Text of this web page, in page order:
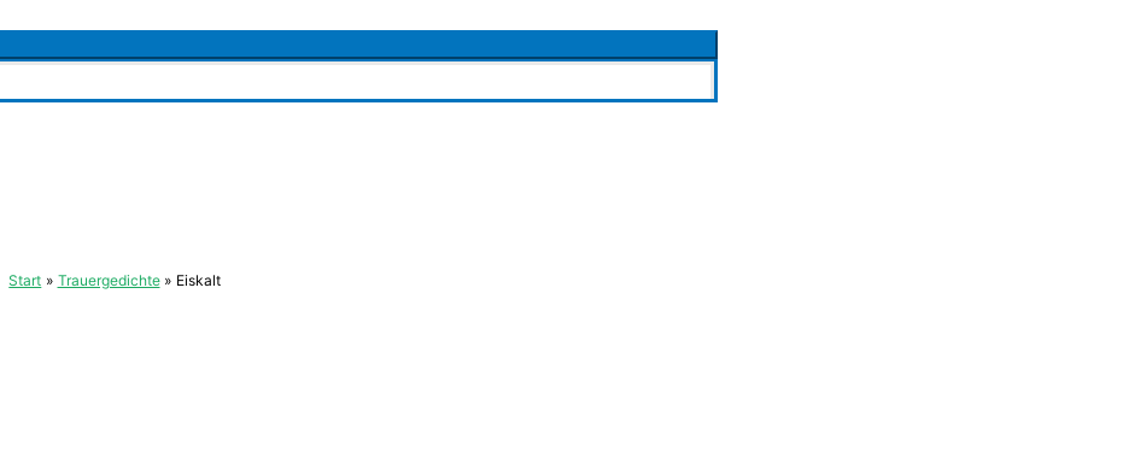
Start Trauergedichte Eiskalt